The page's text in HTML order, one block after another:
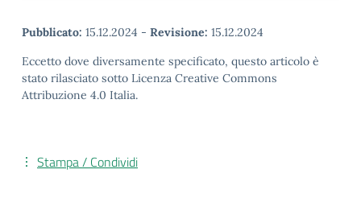
Pubblicato: 15.12.2024 - Revisione: 15.12.2024
Eccetto dove diversamente specificato, questo articolo è
stato rilasciato sotto Licenza Creative Commons
Attribuzione 4.0 Italia.
Stampa / Condividi